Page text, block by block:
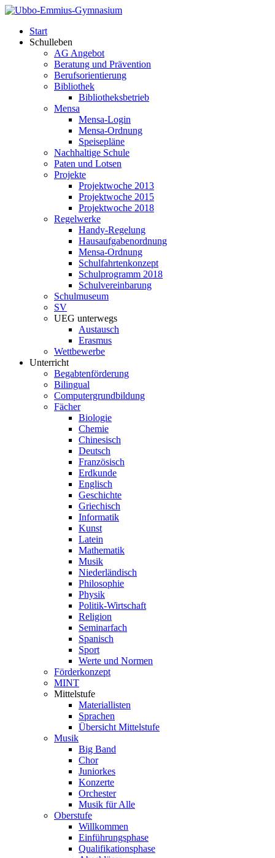
Start
Schulleben
AG Angebot
Beratung und Prävention
Berufsorientierung
Bibliothek
Bibliotheksbetrieb
Mensa
Mensa-Login
Mensa-Ordnung
Speisepläne
Nachhaltige Schule
Paten und Lotsen
Projekte
Projektwoche 2013
Projektwoche 2015
Projektwoche 2018
Regelwerke
Handy-Regelung
Hausaufgabenordnung
Mensa-Ordnung
Schulfahrtenkonzept
Schulprogramm 2018
Schulvereinbarung
Schulmuseum
SV
UEG unterwegs
Austausch
Erasmus
Wettbewerbe
Unterricht
Begabtenförderung
Bilingual
Computergrundbildung
Fächer
Biologie
Chemie
Chinesisch
Deutsch
Französisch
Erdkunde
Englisch
Geschichte
Griechisch
Informatik
Kunst
Latein
Mathematik
Musik
Niederländisch
Philosophie
Physik
Politik-Wirtschaft
Religion
Seminarfach
Spanisch
Sport
Werte und Normen
Förderkonzept
MINT
Mittelstufe
Materiallisten
Sprachen
Übersicht Mittelstufe
Musik
Big Band
Chor
Juniorkes
Konzerte
Orchester
Musik für Alle
Oberstufe
Willkommen
Einführungsphase
Qualifikationsphase